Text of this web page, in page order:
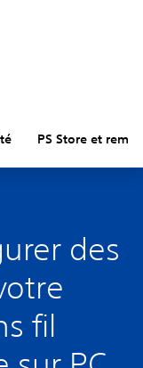
PS Store et
des
fil